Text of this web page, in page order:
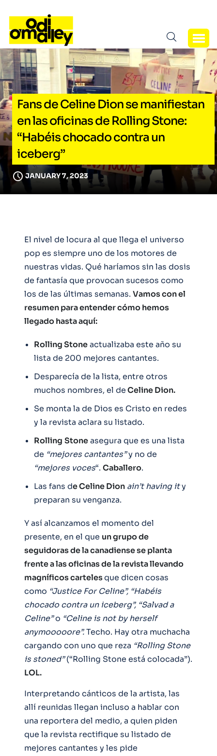
Fans de Celine Dion se manifiestan
en las oficinas de Rolling Stone:
“Habéis chocado contra un
iceberg”
JANUARY 7, 2023
El nivel de locura al que llega el universo
pop es siempre uno de los motores de
nuestras vidas. Qué haríamos sin las dosis
de fantasía que provocan sucesos como
los de las últimas semanas. Vamos con el
resumen para entender cómo hemos
llegado hasta aquí:
Rolling Stoneactualizaba este año su
lista de 200 mejores cantantes.
Desparecía de la lista, entre otros
muchos nombres, el deCeline Dion.
Se monta la de Dios es Cristo en redes
y la revista aclara su listado.
Rolling Stoneasegura que es una lista
de “mejores cantantes”y no de
“mejores voces“. Caballero.
Las fans de Celine Dion ain’t having ity
preparan su venganza.
Y así alcanzamos el momento del
presente, en el que un grupo de
seguidoras de la canadiense se planta
frente a las oficinas de la revista llevando
magníficos cartelesque dicen cosas
como “Justice For Celine”, “Habéis
chocado contra un iceberg”, “Salvad a
Celine”o “Celine is not by herself
anymooooore”.Techo. Hay otra muchacha
cargando con uno que reza “Rolling Stone
is stoned”(“Rolling Stone está colocada”).
LOL.
Interpretando cánticos de la artista, las
allí reunidas llegan incluso a hablar con
una reportera del medio, a quien piden
que la revista rectifique su listado de
mejores cantantes y les pide